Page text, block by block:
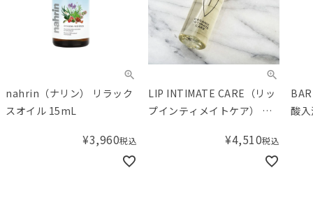
nahrin（ナリン） リラック
スオイル 15mL
¥3,960税込
LIP INTIMATE CARE（リッ
プインティメイトケア） ク
ジングオイル プレ＆ポスト
¥4,510税込
酸